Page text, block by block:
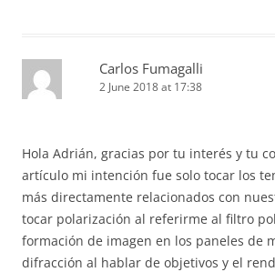
Carlos Fumagalli
2 June 2018 at 17:38
Hola Adrián, gracias por tu interés y tu
artículo mi intención fue solo tocar los
más directamente relacionados con
tocar polarización al referirme al filtro
formación de imagen en los paneles de
difracción al hablar de objetivos y el